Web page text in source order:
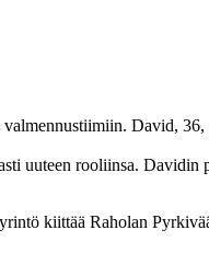
David, 36,
uuteen rooliinsa.
kiittää Raholan